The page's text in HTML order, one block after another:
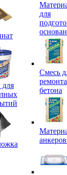
для
для
Смесь
ремонта
бетона